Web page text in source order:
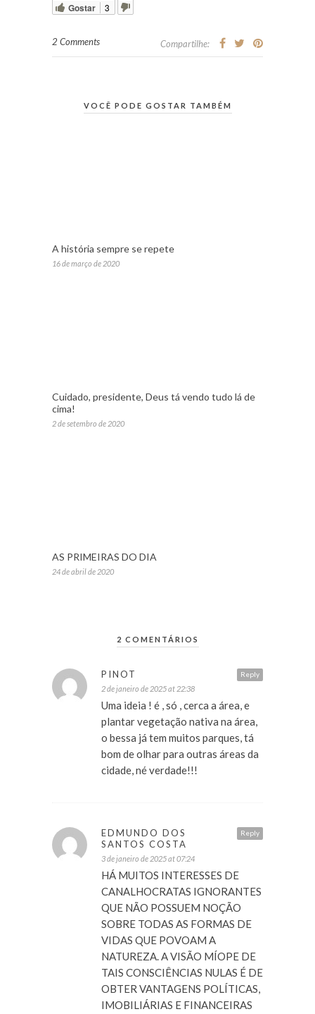
Gostar 3
2 Comments Compartilhe:
VOCÊ PODE GOSTAR TAMBÉM
A história sempre se repete
16 de março de 2020
Cuidado, presidente, Deus tá vendo tudo lá de
cima!
2 de setembro de 2020
AS PRIMEIRAS DO DIA
24 de abril de 2020
2 COMENTÁRIOS
Reply
PINOT
2 de janeiro de 2025 at 22:38
Uma ideia ! é , só , cerca a área, e
plantar vegetação nativa na área,
o bessa já tem muitos parques, tá
bom de olhar para outras áreas da
cidade, né verdade!!!
Reply
EDMUNDO DOS
SANTOS COSTA
3 de janeiro de 2025 at 07:24
HÁ MUITOS INTERESSES DE
CANALHOCRATAS IGNORANTES
QUE NÃO POSSUEM NOÇÃO
SOBRE TODAS AS FORMAS DE
VIDAS QUE POVOAM A
NATUREZA. A VISÃO MÍOPE DE
TAIS CONSCIÊNCIAS NULAS É DE
OBTER VANTAGENS POLÍTICAS,
IMOBILIÁRIAS E FINANCEIRAS